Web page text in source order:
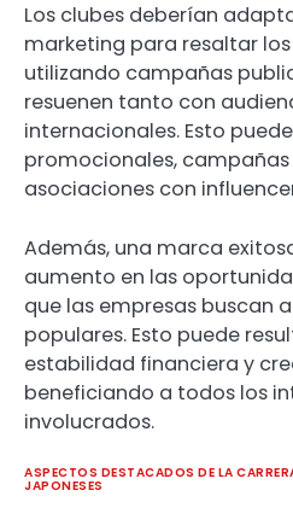
Los clubes deberían
marketing para resaltar
utilizando campañas
resuenen tanto con
internacionales. Esto
promocionales, campañas
asociaciones con
Además, una marca
aumento en las
que las empresas buscan
populares. Esto puede
estabilidad financiera y
beneficiando a todos los
involucrados.
ASPECTOS DESTACADOS DE LA
JAPONESES